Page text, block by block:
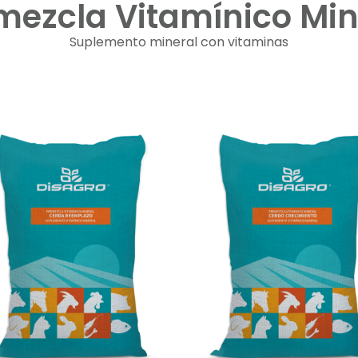
Vitamínico
Suplemento mineral con vitaminas